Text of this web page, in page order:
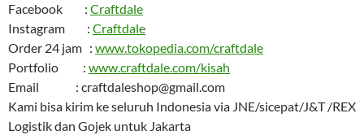
Facebook : Craftdale
Instagram : Craftdale
Order 24 jam : www.tokopedia.com/craftdale
Portfolio : www.craftdale.com/kisah
Email : craftdaleshop@gmail.com
Kami bisa kirim ke seluruh Indonesia via JNE/sicepat/J&T /REX
Logistik dan Gojek untuk Jakarta